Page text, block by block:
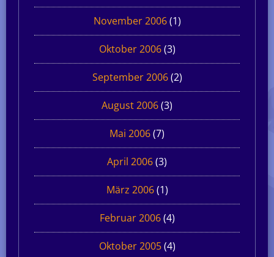
November 2006(1)
Oktober 2006(3)
September 2006(2)
August 2006(3)
Mai 2006(7)
April 2006(3)
März 2006(1)
Februar 2006(4)
Oktober 2005(4)